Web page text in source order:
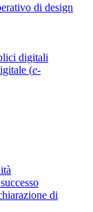
di design
digitali
(e-
di